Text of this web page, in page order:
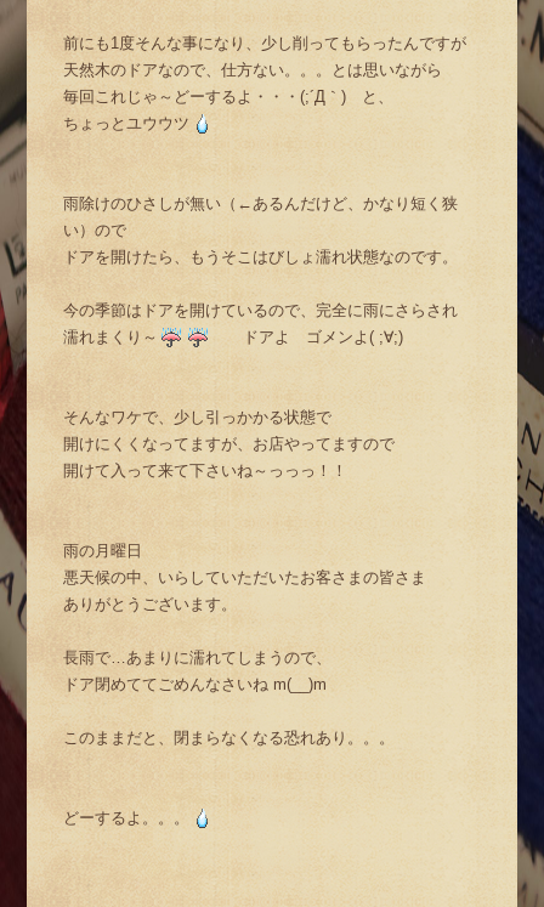
前にも1度そんな事になり、少し削ってもらったんですが
天然木のドアなので、仕方ない。。。とは思いながら
毎回これじゃ～どーするよ・・・(;´Д｀) と、
ちょっとユウウツ
雨除けのひさしが無い（←あるんだけど、かなり短く狭
い）ので
ドアを開けたら、もうそこはびしょ濡れ状態なのです。
今の季節はドアを開けているので、完全に雨にさらされ
濡れまくり～
ドアよ ゴメンよ( ;∀;)
そんなワケで、少し引っかかる状態で
開けにくくなってますが、お店やってますので
開けて入って来て下さいね～っっっ！！
雨の月曜日
悪天候の中、いらしていただいたお客さまの皆さま
ありがとうございます。
長雨で…あまりに濡れてしまうので、
ドア閉めててごめんなさいね m(__)m
このままだと、閉まらなくなる恐れあり。。。
どーするよ。。。